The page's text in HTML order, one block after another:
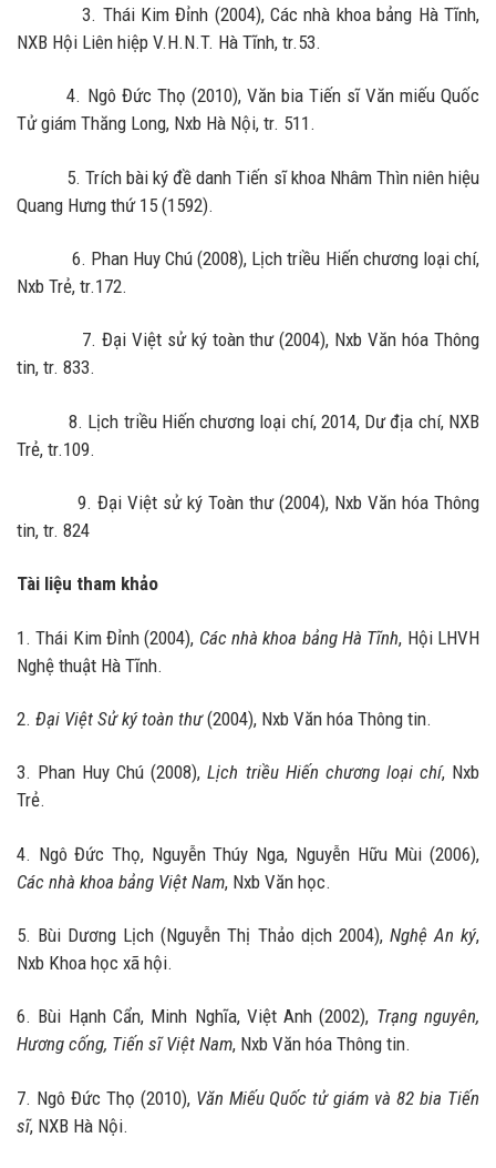
3. Thái Kim Đỉnh (2004), Các nhà khoa bảng Hà Tĩnh,
NXB Hội Liên hiệp V.H.N.T. Hà Tĩnh, tr.53.
4. Ngô Đức Thọ (2010), Văn bia Tiến sĩ Văn miếu Quốc
Tử giám Thăng Long, Nxb Hà Nội, tr. 511.
5. Trích bài ký đề danh Tiến sĩ khoa Nhâm Thìn niên hiệu
Quang Hưng thứ 15 (1592).
6. Phan Huy Chú (2008), Lịch triều Hiến chương loại chí,
Nxb Trẻ, tr.172.
7. Đại Việt sử ký toàn thư (2004), Nxb Văn hóa Thông
tin, tr. 833.
8. Lịch triều Hiến chương loại chí, 2014, Dư địa chí, NXB
Trẻ, tr.109.
9. Đại Việt sử ký Toàn thư (2004), Nxb Văn hóa Thông
tin, tr. 824
Tài liệu tham khảo
1. Thái Kim Đỉnh (2004), Các nhà khoa bảng Hà Tĩnh, Hội LHVH
Nghệ thuật Hà Tĩnh.
2. Đại Việt Sử ký toàn thư(2004), Nxb Văn hóa Thông tin.
3. Phan Huy Chú (2008),Lịch triều Hiến chương loại chí, Nxb
Trẻ.
4. Ngô Đức Thọ, Nguyễn Thúy Nga, Nguyễn Hữu Mùi (2006),
Các nhà khoa bảng Việt Nam, Nxb Văn học.
5. Bùi Dương Lịch (Nguyễn Thị Thảo dịch 2004), Nghệ An ký,
Nxb Khoa học xã hội.
6. Bùi Hạnh Cẩn, Minh Nghĩa, Việt Anh (2002), Trạng nguyên,
Hương cống, Tiến sĩ Việt Nam, Nxb Văn hóa Thông tin.
7. Ngô Đức Thọ (2010), Văn Miếu Quốc tử giám và 82 bia Tiến
sĩ, NXB Hà Nội.